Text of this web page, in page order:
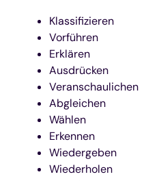
Klassifizieren
Vorführen
Erklären
Ausdrücken
Veranschaulichen
Abgleichen
Wählen
Erkennen
Wiedergeben
Wiederholen